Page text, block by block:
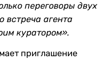
переговоры двух
встреча агента
куратором».
приглашение